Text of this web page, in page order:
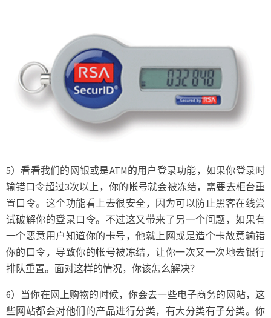
5）看看我们的网银或是ATM的用户登录功能，如果你登录时
输错口令超过3次以上，你的帐号就会被冻结，需要去柜台重
置口令。这个功能看上去很安全，因为可以防止黑客在线尝
试破解你的登录口令。不过这又带来了另一个问题，如果有
一个恶意用户知道你的卡号，他就上网或是造个卡故意输错
你的口令，导致你的帐号被冻结，让你一次又一次地去银行
排队重置。面对这样的情况，你该怎么解决？
6）当你在网上购物的时候，你会去一些电子商务的网站，这
些网站都会对他们的产品进行分类，有大分类有子分类。你